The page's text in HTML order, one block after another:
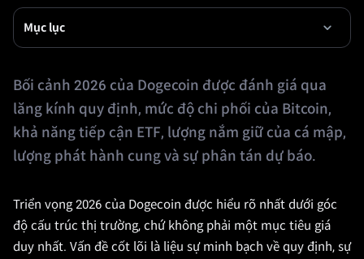
Mục lục
Bối cảnh 2026 của Dogecoin được đánh giá qua
lăng kính quy định, mức độ chi phối của Bitcoin,
khả năng tiếp cận ETF, lượng nắm giữ của cá mập,
lượng phát hành cung và sự phân tán dự báo.
Triển vọng 2026 của Dogecoin được hiểu rõ nhất dưới góc
độ cấu trúc thị trường, chứ không phải một mục tiêu giá
duy nhất. Vấn đề cốt lõi là liệu sự minh bạch về quy định, sự